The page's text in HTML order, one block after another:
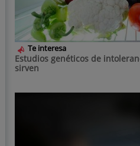
Te interesa
Estudios genéticos de
sirven